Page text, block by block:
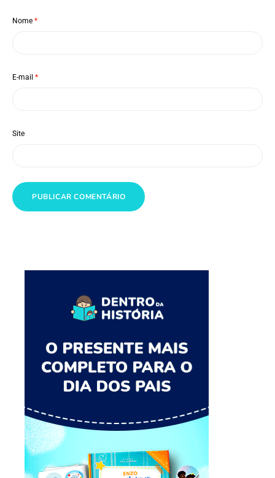
Nome *
E-mail *
Site